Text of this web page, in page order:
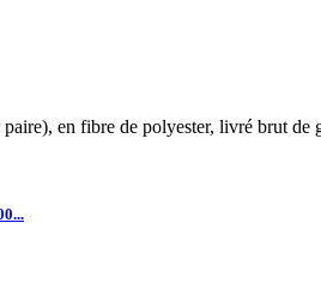
en fibre de polyester, livré brut